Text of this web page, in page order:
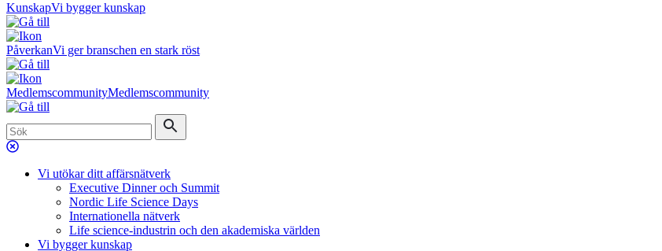
KunskapVi bygger kunskap
PåverkanVi ger branschen en stark röst
MedlemscommunityMedlemscommunity
Vi utökar ditt affärsnätverk
Executive Dinner och Summit
Nordic Life Science Days
Internationella nätverk
Life science-industrin och den akademiska världen
Vi bygger kunskap